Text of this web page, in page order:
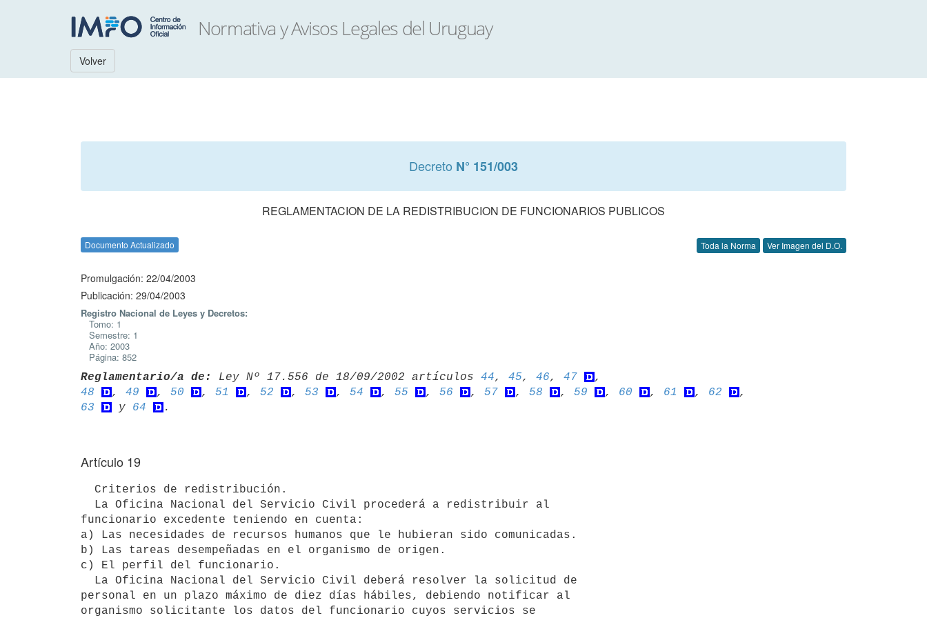
Volver
Decreto N° 151/003
REGLAMENTACION DE LA REDISTRIBUCION DE FUNCIONARIOS PUBLICOS
Documento Actualizado Toda la Norma Ver Imagen del D.O.
Promulgación: 22/04/2003
Publicación: 29/04/2003
Registro Nacional de Leyes y Decretos:
Tomo: 1
Semestre: 1
Año: 2003
Página: 852
Reglamentario/a de: Ley Nº 17.556 de 18/09/2002 artículos 44, 45, 46, 47
48
, 49 , 50 , 51 , 52 , 53 , 54 , 55 , 56 , 57 , 58 , 59 , 60 , 61 , 62
63
y 64
Artículo 19
funcionario excedente teniendo en cuenta:
a) Las necesidades de recursos humanos que le hubieran sido comunicadas.
b) Las tareas desempeñadas en el organismo de origen.
c) El perfil del funcionario.
personal en un plazo máximo de diez días hábiles, debiendo notificar al
organismo solicitante los datos del funcionario cuyos servicios se